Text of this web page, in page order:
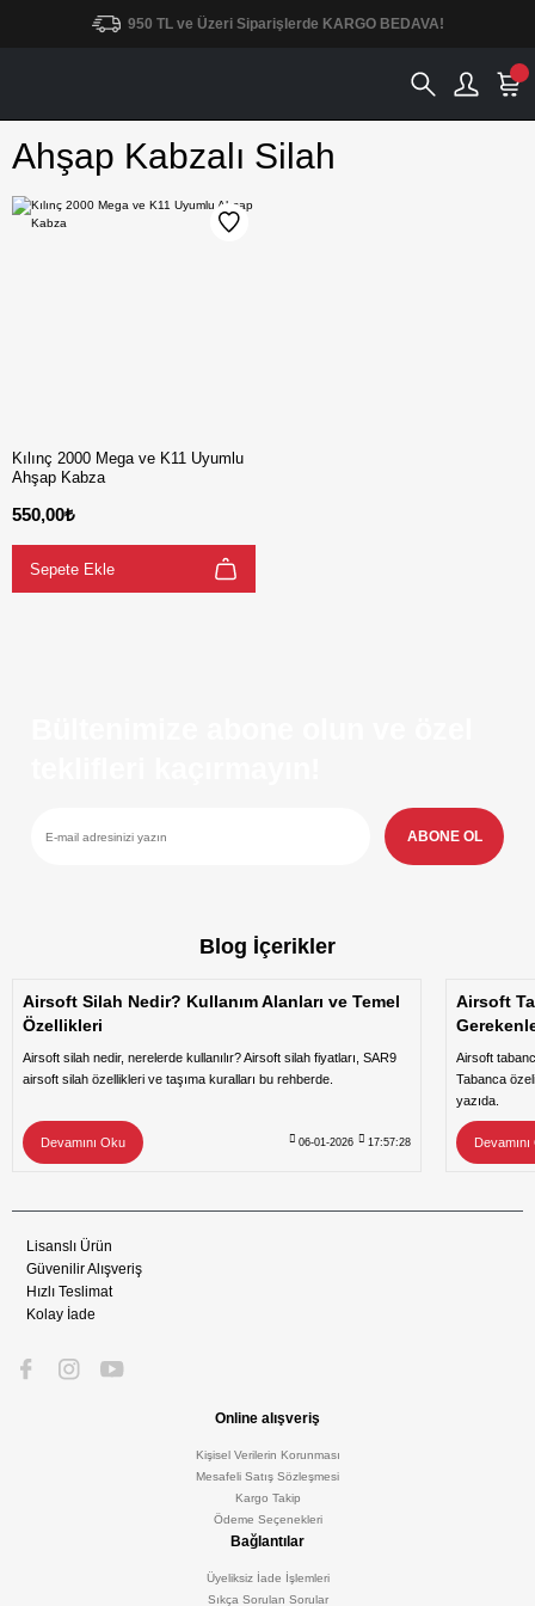
950 TL ve Üzeri Siparişlerde KARGO BEDAVA!
Ahşap Kabzalı Silah
Kılınç 2000 Mega ve K11 Uyumlu
Ahşap Kabza
550,00₺
Sepete Ekle
ABONE OL
Blog İçerikler
Airsoft Silah Nedir? Kullanım Alanları ve Temel
Özellikleri
Airsoft silah nedir, nerelerde kullanılır? Airsoft silah fiyatları, SAR9
airsoft silah özellikleri ve taşıma kuralları bu rehberde.
Devamını Oku 06-01-2026 17:57:28
Airsoft
Airsoft
Tabanca
yazıda.
Lisanslı Ürün
Güvenilir Alışveriş
Hızlı Teslimat
Kolay İade
Online alışveriş
Kişisel Verilerin Korunması
Mesafeli Satış Sözleşmesi
Kargo Takip
Ödeme Seçenekleri
Bağlantılar
Üyeliksiz İade İşlemleri
Sıkça Sorulan Sorular